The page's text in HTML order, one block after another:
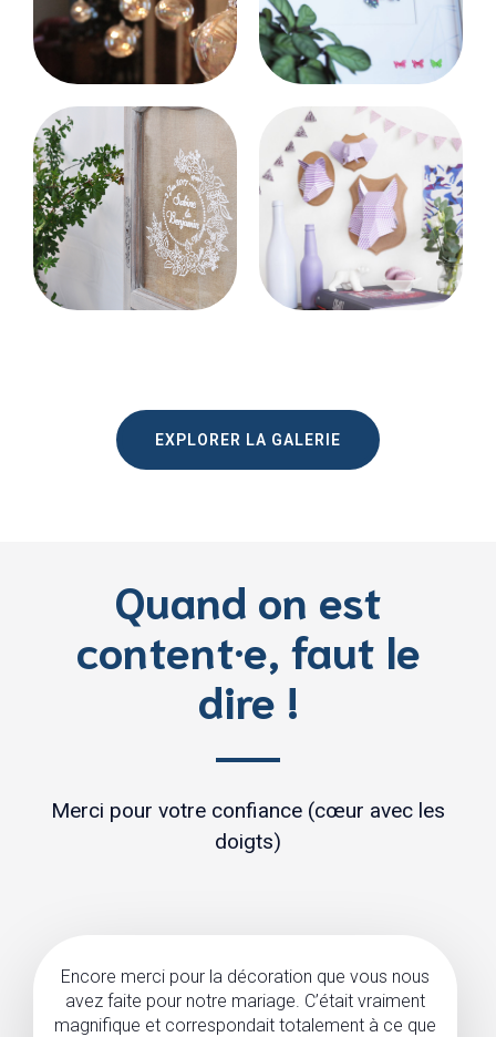
EXPLORER LA GALERIE
Quand on est
content·e, faut le
dire !
Merci pour votre confiance (cœur avec les
doigts)
Encore merci pour la décoration que vous nous
avez faite pour notre mariage. C’était vraiment
magnifique et correspondait totalement à ce que